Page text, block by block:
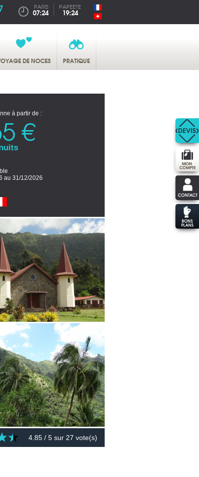
PARIS
07:24
PAPEETE
19:24
DE NOCES PRATIQUE
à partir de :
€
au 31/12/2026
4.85 / 5 sur 27 vote(s)